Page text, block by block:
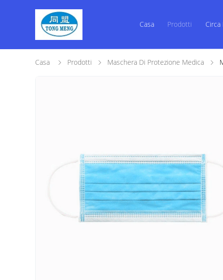
Casa Prodotti Circa
Casa Prodotti Maschera Di Protezione Medica